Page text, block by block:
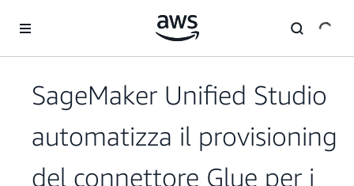
SageMaker Unified Studio
automatizza il provisioning
del connettore Glue per i